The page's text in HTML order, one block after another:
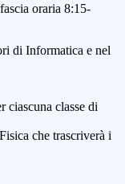
oraria 8:15-
di Informatica e nel
ciascuna classe di
che trascriverà i